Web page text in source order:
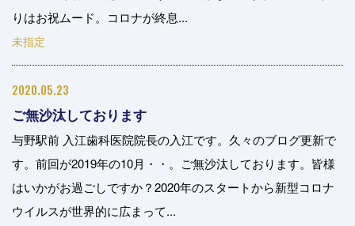
りはお祝ムード。コロナが終息...
未指定
2020.05.23
ご無沙汰しております
与野駅前 入江歯科医院院長の入江です。久々のブログ更新で
す。前回が2019年の10月・・。ご無沙汰しております。皆様
はいかがお過ごしですか？2020年のスタートから新型コロナ
ウイルスが世界的に広まって...